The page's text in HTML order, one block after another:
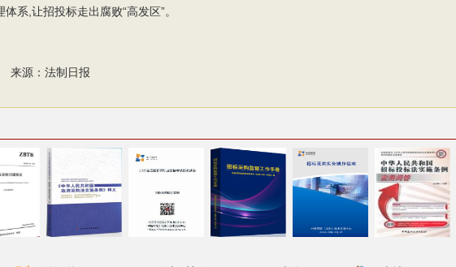
体系,让招投标走出腐败“高发区”。
源：法制日报